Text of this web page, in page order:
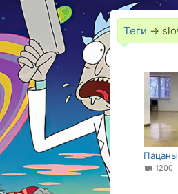
Теги →
1200